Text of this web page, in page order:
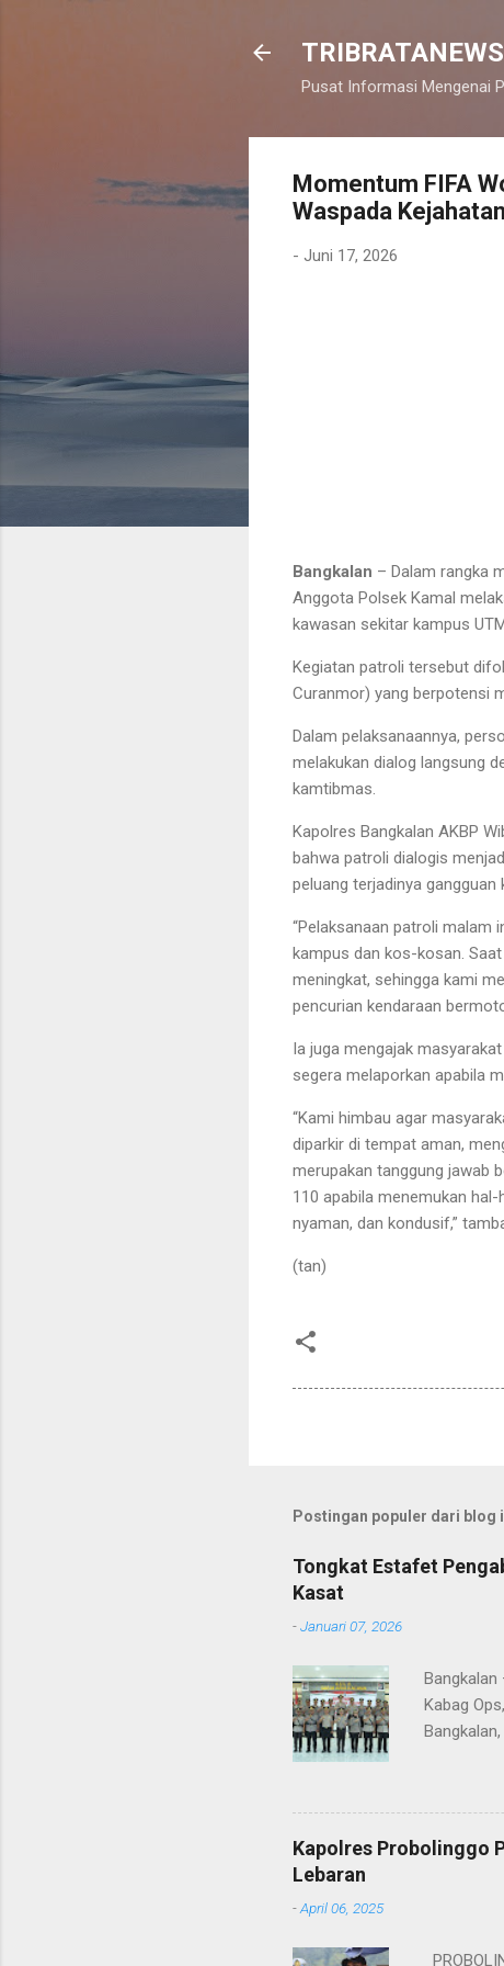
Pusat Informasi Mengenai
Momentum FIFA
Waspada
- Juni 17, 2026
Bangkalan – Dalam rangka
Anggota Polsek Kamal
kawasan sekitar kampus
Kegiatan patroli tersebut
Curanmor) yang berpotensi
Dalam pelaksanaannya,
melakukan dialog langsung
kamtibmas.
Kapolres Bangkalan AKBP
bahwa patroli dialogis
peluang terjadinya gangguan
“Pelaksanaan patroli malam
kampus dan kos-kosan.
meningkat, sehingga kami
pencurian kendaraan
Ia juga mengajak
segera melaporkan apabila
“Kami himbau agar
diparkir di tempat aman,
merupakan tanggung jawab
110 apabila menemukan
nyaman, dan kondusif,”
(tan)
Postingan populer dari blog
Tongkat Estafet
Kasat
-Januari 07, 2026
Kabag
M.H.
Rifai,
Kapolres Probolinggo
Lebaran
-April 06, 2025